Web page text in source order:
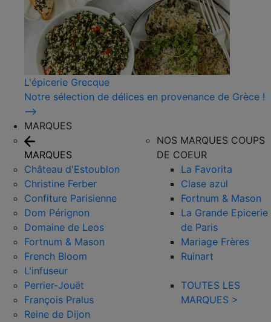
L'épicerie Grecque
Notre sélection de délices en provenance de Grèce !
⟶
MARQUES
MARQUES
Château d'Estoublon
Christine Ferber
Confiture Parisienne
Dom Pérignon
Domaine de Leos
Fortnum & Mason
French Bloom
L'infuseur
Perrier-Jouët
François Pralus
Reine de Dijon
NOS MARQUES COUPS
DE COEUR
La Favorita
Clase azul
Fortnum & Mason
La Grande Epicerie
de Paris
Mariage Frères
Ruinart
TOUTES LES
MARQUES >